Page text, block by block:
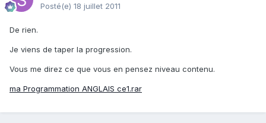
Posté(e) 18 juillet 2011
De rien.
Je viens de taper la progression.
Vous me direz ce que vous en pensez niveau contenu.
ma Programmation ANGLAIS ce1.rar